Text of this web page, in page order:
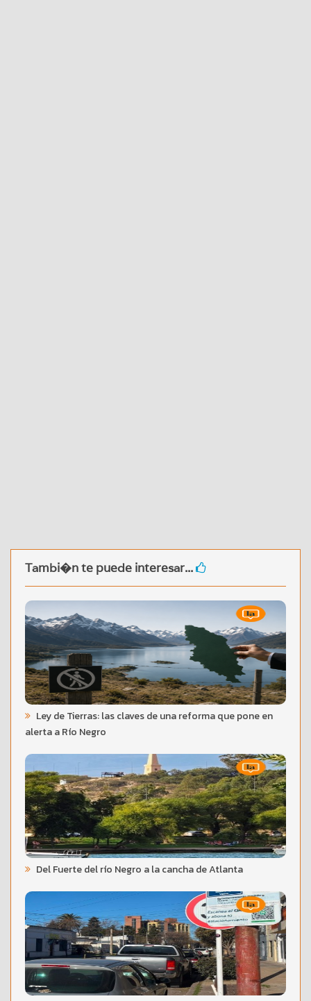
Tambi�n te puede interesar...
Ley de Tierras: las claves de una reforma que pone en
alerta a Río Negro
Del Fuerte del río Negro a la cancha de Atlanta